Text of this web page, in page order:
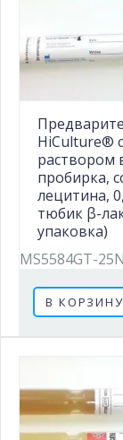
HiCulture®
раствором
пробирка,
лецитина,
тюбик β-
упаковка)
MS5584GT-
В КОРЗИНУ